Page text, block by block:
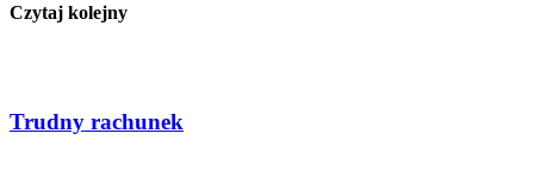
Czytaj kolejny
Trudny rachunek